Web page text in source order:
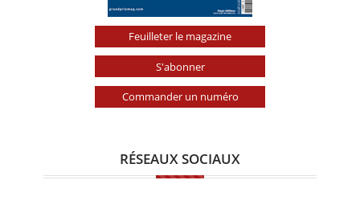
Feuilleter le magazine
S'abonner
Commander un numéro
RÉSEAUX SOCIAUX